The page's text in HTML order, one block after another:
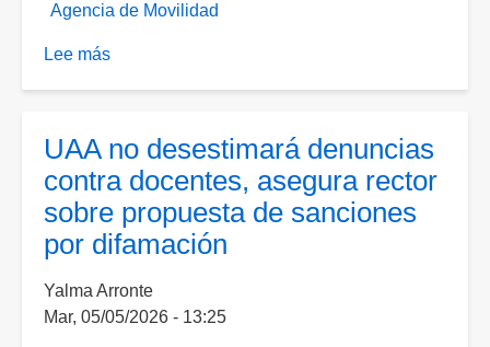
Agencia de Movilidad
Lee más
de
nuevos
camiones,
pide
contemplar
unidades
UAA no desestimará denuncias
contra docentes, asegura rector
sobre propuesta de sanciones
por difamación
Yalma Arronte
Mar, 05/05/2026 - 13:25